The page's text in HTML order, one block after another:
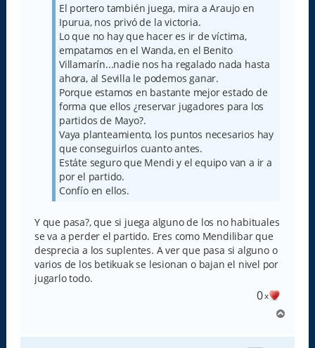
El portero también juega, mira a Araujo en
Ipurua, nos privó de la victoria.
Lo que no hay que hacer es ir de víctima,
empatamos en el Wanda, en el Benito
Villamarín...nadie nos ha regalado nada hasta
ahora, al Sevilla le podemos ganar.
Porque estamos en bastante mejor estado de
forma que ellos ¿reservar jugadores para los
partidos de Mayo?.
Vaya planteamiento, los puntos necesarios hay
que conseguirlos cuanto antes.
Estáte seguro que Mendi y el equipo van a ir a
por el partido.
Confío en ellos.
Y que pasa?, que si juega alguno de los no habituales
se va a perder el partido. Eres como Mendilibar que
desprecia a los suplentes. A ver que pasa si alguno o
varios de los betikuak se lesionan o bajan el nivel por
jugarlo todo.
0x
r